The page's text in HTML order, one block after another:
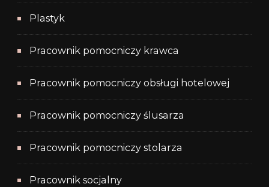
Plastyk
Pracownik pomocniczy krawca
Pracownik pomocniczy obsługi hotelowej
Pracownik pomocniczy ślusarza
Pracownik pomocniczy stolarza
Pracownik socjalny